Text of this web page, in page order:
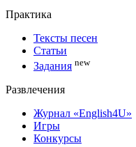
Практика
Тексты песен
Статьи
Задания new
Развлечения
Журнал «English4U»
Игры
Конкурсы